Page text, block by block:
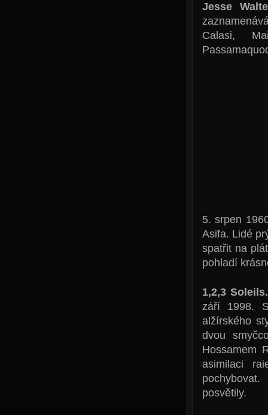
Jesse
Calasi,
5. srpen
Asifa. Lidé
spatřit na
pohladí
1,2,3 Soleils.
září 1998.
alžírského
dvou
Hossamem
asimilaci
posvětily.